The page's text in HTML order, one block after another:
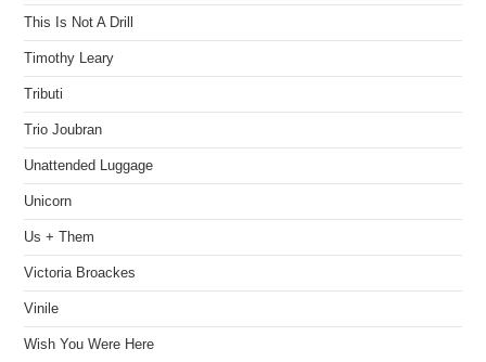
This Is Not A Drill
Timothy Leary
Tributi
Trio Joubran
Unattended Luggage
Unicorn
Us + Them
Victoria Broackes
Vinile
Wish You Were Here